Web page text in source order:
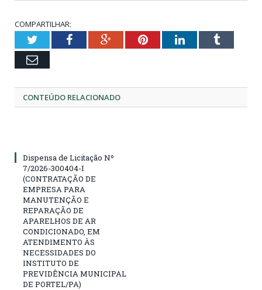
COMPARTILHAR:
TwitterFacebookGoogle+PinterestLinkedInTumblr
Email
CONTEÚDO RELACIONADO
Dispensa de Licitação Nº
7/2026-300404-I
(CONTRATAÇÃO DE
EMPRESA PARA
MANUTENÇÃO E
REPARAÇÃO DE
APARELHOS DE AR
CONDICIONADO, EM
ATENDIMENTO ÀS
NECESSIDADES DO
INSTITUTO DE
PREVIDÊNCIA MUNICIPAL
DE PORTEL/PA)